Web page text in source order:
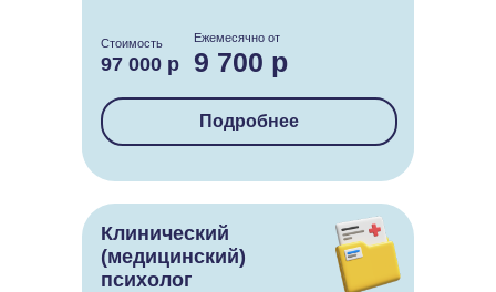
9 700 р
97 000 р
Ежемесячно от
Стоимость
Подробнее
Клинический
(медицинский)
психолог